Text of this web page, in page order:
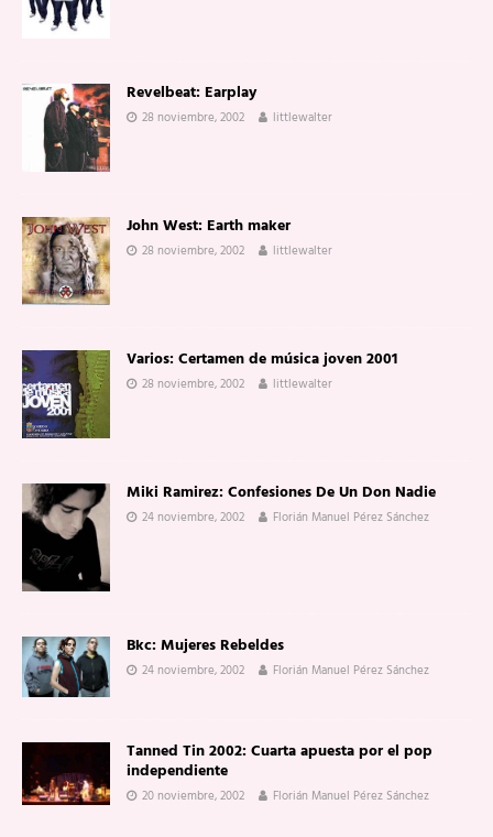
Revelbeat: Earplay
28 noviembre, 2002 littlewalter
John West: Earth maker
28 noviembre, 2002 littlewalter
Varios: Certamen de música joven 2001
28 noviembre, 2002 littlewalter
Miki Ramirez: Confesiones De Un Don Nadie
24 noviembre, 2002 Florián Manuel Pérez Sánchez
Bkc: Mujeres Rebeldes
24 noviembre, 2002 Florián Manuel Pérez Sánchez
Tanned Tin 2002: Cuarta apuesta por el pop
independiente
20 noviembre, 2002 Florián Manuel Pérez Sánchez